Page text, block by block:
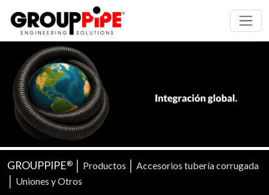
GROUPPIPE® Productos Accesorios tubería corrugada
Uniones y Otros